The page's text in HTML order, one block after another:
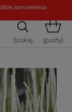
zamówienia
Szukaj (pusty)